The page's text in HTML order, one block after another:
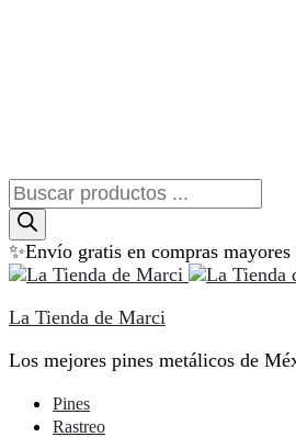
Búsqueda
de
productos
✨Envío gratis en compras mayores
La Tienda de Marci
Los mejores pines metálicos de
Pines
Rastreo